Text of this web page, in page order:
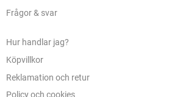
Frågor & svar
Hur handlar jag?
Köpvillkor
Reklamation och retur